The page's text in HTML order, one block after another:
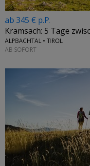
ab 345 € p.P.
Kramsach: 5 Tage
ALPBACHTAL • TIROL
AB SOFORT
←